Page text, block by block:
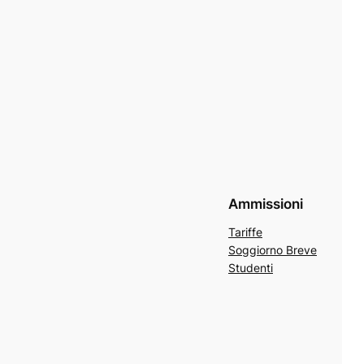
Ammissioni
Tariffe
Soggiorno Breve
Studenti